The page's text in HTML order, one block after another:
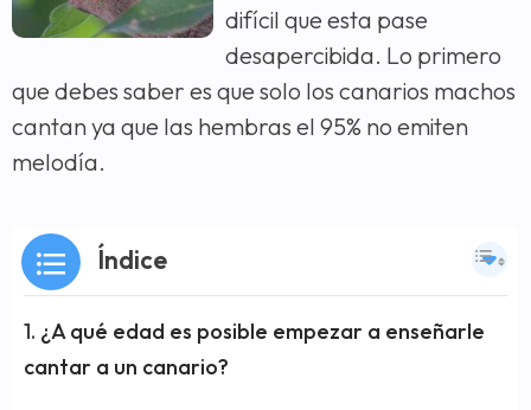
difícil que esta pase
desapercibida. Lo primero
que debes saber es que solo los canarios machos
cantan ya que las hembras el 95% no emiten
melodía.
Índice
¿A qué edad es posible empezar a enseñarle
cantar a un canario?